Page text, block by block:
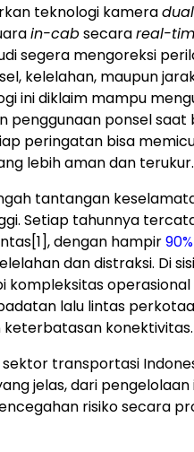
teknologi kamera
in-cabsecarareal-
segera mengoreksi
kelelahan, maupun
ini diklaim mampu
penggunaan ponsel
peringatan bisa
lebih aman dan terukur.
tantangan
Setiap tahunnya
[1], dengan hampir
dan distraksi. Di
kompleksitas
lalu lintas
keterbatasan konektivitas.
transportasi
jelas, dari pengelolaan
risiko secara